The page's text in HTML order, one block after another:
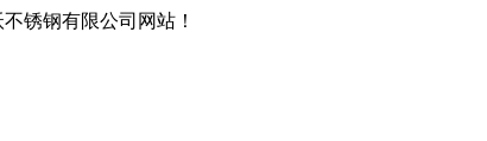
锈钢有限公司网站！